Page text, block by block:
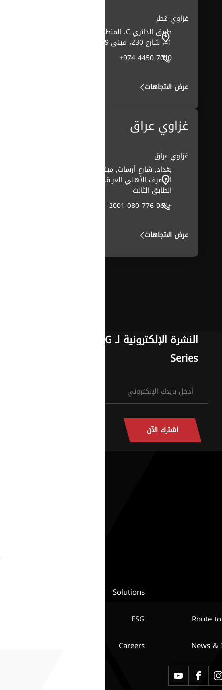
غزاوي قطر
طريق الدائري C، المنطقة
41، شارع 230، مبنى 269
+974 4450 7010
عرض الاتجاهات
غزاوي عراق
غزاوي عراق
بغداد, شارع أرسات, مبنى
المصرف الأهلي العراقي،
الطابق الثالث
+964 776 080 2001
عرض الاتجاهات
النشرة الإلكترونية لـ G
Series
اشترك الآن
Solutions
Route
ESG
News &
Careers